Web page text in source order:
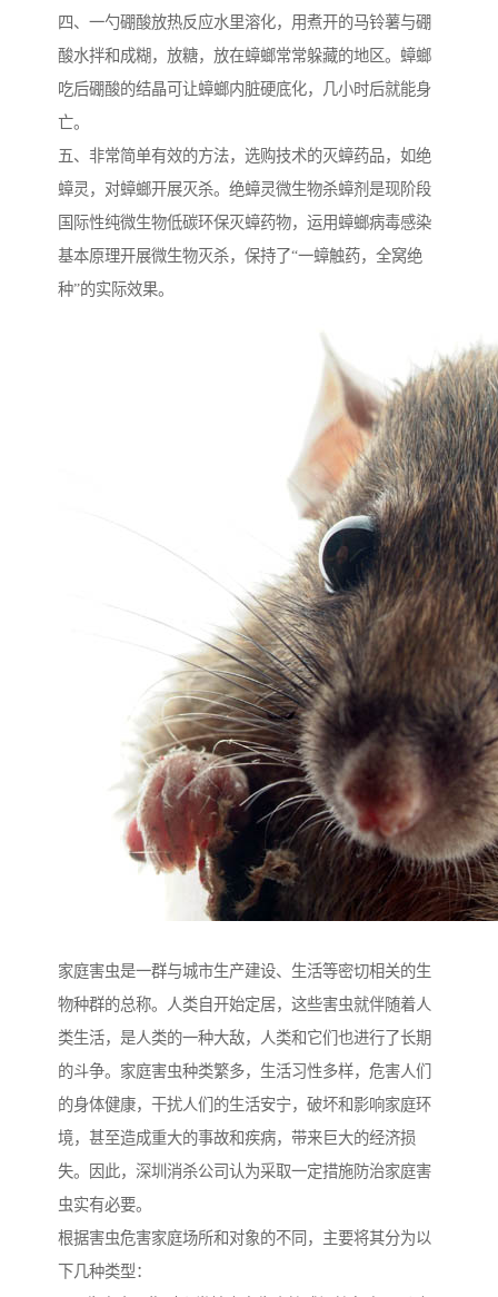
四、一勺硼酸放热反应水里溶化，用煮开的马铃薯与硼
酸水拌和成糊，放糖，放在蟑螂常常躲藏的地区。蟑螂
吃后硼酸的结晶可让蟑螂内脏硬底化，几小时后就能身
亡。
五、非常简单有效的方法，选购技术的灭蟑药品，如绝
蟑灵，对蟑螂开展灭杀。绝蟑灵微生物杀蟑剂是现阶段
国际性纯微生物低碳环保灭蟑药物，运用蟑螂病毒感染
基本原理开展微生物灭杀，保持了“一蟑触药，全窝绝
种”的实际效果。
家庭害虫是一群与城市生产建设、生活等密切相关的生
物种群的总称。人类自开始定居，这些害虫就伴随着人
类生活，是人类的一种大敌，人类和它们也进行了长期
的斗争。家庭害虫种类繁多，生活习性多样，危害人们
的身体健康，干扰人们的生活安宁，破坏和影响家庭环
境，甚至造成重大的事故和疾病，带来巨大的经济损
失。因此，深圳消杀公司认为采取一定措施防治家庭害
虫实有必要。
根据害虫危害家庭场所和对象的不同，主要将其分为以
下几种类型：